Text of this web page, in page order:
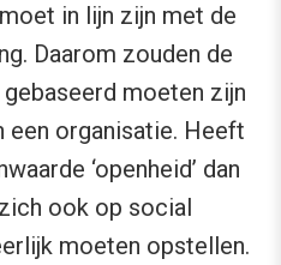
in lijn zijn met de
Daarom zouden de
moeten zijn
een organisatie. Heeft
‘openheid’ dan
ook op social
moeten opstellen.